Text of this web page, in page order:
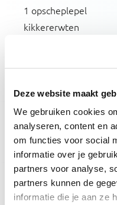
Deze website maakt
We gebruiken cookies
analyseren, content en
om functies voor social
informatie over je
partners voor analyse,
partners kunnen de
informatie die je aan ze
1 opscheplepel
kikkererwten
1 glas sojadrink
(200 ml)
1 opscheplepel
kidneybonen
gekookt (60 gram)
Havermout voor 1 bord
(40 gram)